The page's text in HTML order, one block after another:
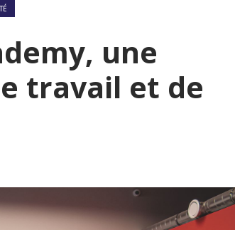
une
travail et de